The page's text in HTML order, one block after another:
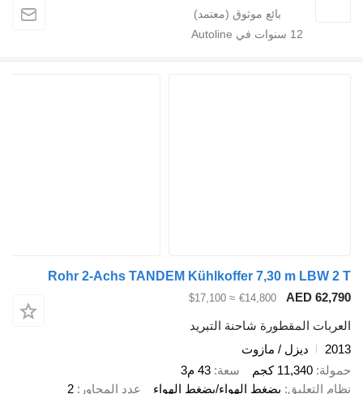
سنوات في Autoline
Rohr 2-Achs TANDEM Kühlkoffer 7,30 m
AED
€14,800
≈ $17,100
المقطورة شاحنة التبريد
ديزل / مازوت
11,340 كجم سعة
43 م3
بضغط الهواء/بضغط الهواء عدد المحاور 2